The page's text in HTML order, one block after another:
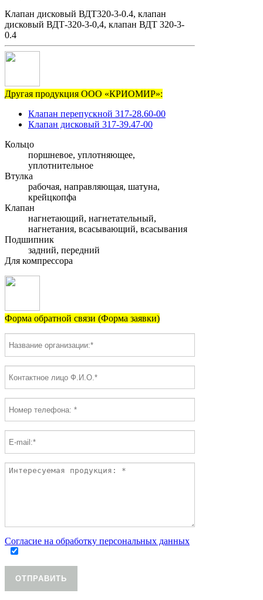
Клапан дисковый ВДТ320-3-0.4, клапан
дисковый ВДТ-320-3-0,4, клапан ВДТ 320-3-
0.4
Другая продукция ООО «КРИОМИР»:
Клапан перепускной 317-28.60-00
Клапан дисковый 317-39.47-00
Кольцо
поршневое, уплотняющее,
уплотнительное
Втулка
рабочая, направляющая, шатуна,
крейцкопфа
Клапан
нагнетающий, нагнетательный,
нагнетания, всасывающий, всасывания
Подшипник
задний, передний
Для компрессора
Форма обратной связи (Форма заявки)
Согласие на обработку персональных данных
ОТПРАВИТЬ